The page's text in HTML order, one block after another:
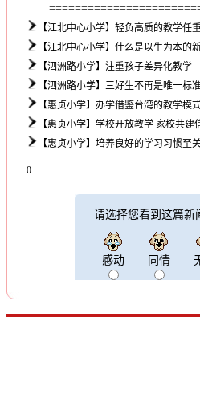
【江北中心小学】轻负高质的教学任
【江北中心小学】什么是以生为本的
【泗洲路小学】注重孩子差异化教学
【泗洲路小学】三好生不再是唯一标
【惠贞小学】办学借鉴台湾的教学模
【惠贞小学】学校开放教学 家校共建
【惠贞小学】培养良好的学习习惯至
0
请选择您看到这篇新
感动 同情